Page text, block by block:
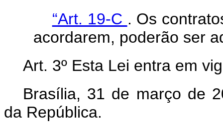
“Art. 19-C . Os
acordarem, poderão ser
Art. 3º Esta Lei entra em
Brasília, 31 de março de
da República.